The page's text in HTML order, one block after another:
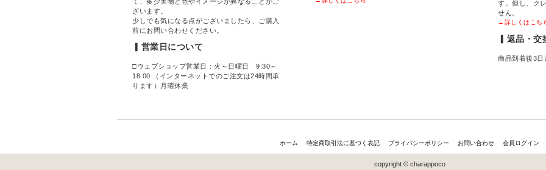
ざいます。
少しでも気になる点がございましたら、ご購入
前にお問い合わせください。
▎営業日について
□ウェブショップ営業日：火～日曜日 9:30～
18:00 （インターネットでのご注文は24時間承
ります）月曜休業
す。但し、ク
せん。
→詳しくはこち
▎返品・交
商品到着後3日
ホーム 特定商取引法に基づく表記 プライバシーポリシー お問い合わせ 会員ログイン
copyright © charappoco